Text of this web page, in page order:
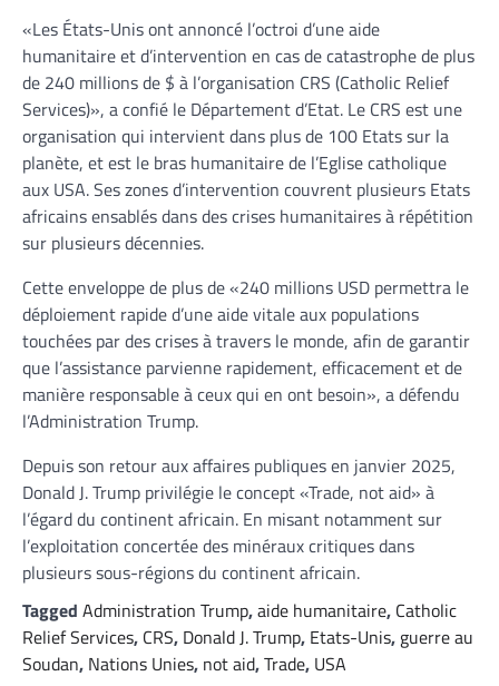
«Les États-Unis ont annoncé l’octroi d’une aide
humanitaire et d’intervention en cas de catastrophe de plus
de 240 millions de $ à l’organisation CRS (Catholic Relief
Services)», a confié le Département d’Etat. Le CRS est une
organisation qui intervient dans plus de 100 Etats sur la
planète, et est le bras humanitaire de l’Eglise catholique
aux USA. Ses zones d’intervention couvrent plusieurs Etats
africains ensablés dans des crises humanitaires à répétition
sur plusieurs décennies.
Cette enveloppe de plus de «240 millions USD permettra le
déploiement rapide d’une aide vitale aux populations
touchées par des crises à travers le monde, afin de garantir
que l’assistance parvienne rapidement, efficacement et de
manière responsable à ceux qui en ont besoin», a défendu
l’Administration Trump.
Depuis son retour aux affaires publiques en janvier 2025,
Donald J. Trump privilégie le concept «Trade, not aid» à
l’égard du continent africain. En misant notamment sur
l’exploitation concertée des minéraux critiques dans
plusieurs sous-régions du continent africain.
Tagged Administration Trump,aide humanitaire, Catholic
Relief Services, CRS, Donald J. Trump, Etats-Unis, guerre au
Soudan, Nations Unies, not aid,Trade, USA